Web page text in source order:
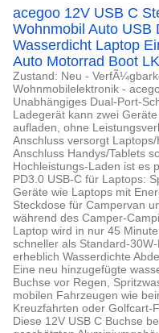
acegoo 12V USB C
Wohnmobil Auto USB
Wasserdicht Laptop
Auto Motorrad Boot
Zustand: Neu -
Wohnmobilelektronik -
Unabhängiges Dual-Port-
Ladegerät kann zwei
aufladen, ohne
Anschluss versorgt
Anschluss Handys/Tablets
Hochleistungs-Laden ist es
PD3.0 USB-C für Laptops:
Geräte wie Laptops mit
Steckdose für Campervan
während des Camper-
Laptop wird in nur 45
schneller als Standard-
erheblich Wasserdichte
Eine neu hinzugefügte
Buchse vor Regen,
mobilen Fahrzeugen wie
Kreuzfahrten oder Golfcart-
Diese 12V USB C Buchse